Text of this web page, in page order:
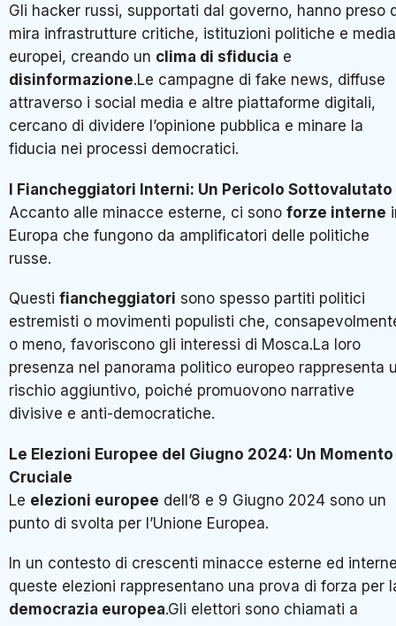
Gli hacker russi, supportati dal governo, hanno preso
mira infrastrutture critiche, istituzioni politiche e media
europei, creando un clima di sfiducia e
disinformazione.Le campagne di fake news, diffuse
attraverso i social media e altre piattaforme digitali,
cercano di dividere l’opinione pubblica e minare la
fiducia nei processi democratici.
I Fiancheggiatori Interni: Un Pericolo Sottovalutato
Accanto alle minacce esterne, ci sono forze interne
Europa che fungono da amplificatori delle politiche
russe.
Questi fiancheggiatori sono spesso partiti politici
estremisti o movimenti populisti che,
o meno, favoriscono gli interessi di Mosca.La loro
presenza nel panorama politico europeo rappresenta
rischio aggiuntivo, poiché promuovono narrative
divisive e anti-democratiche.
Le Elezioni Europee del Giugno 2024: Un Momento
Cruciale
Le elezioni europee dell’8 e 9 Giugno 2024 sono un
punto di svolta per l’Unione Europea.
In un contesto di crescenti minacce esterne ed
queste elezioni rappresentano una prova di forza per
democrazia europea.Gli elettori sono chiamati a